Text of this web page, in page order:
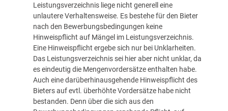
Leistungsverzeichnis liege nicht generell eine
unlautere Verhaltensweise. Es bestehe für den Bieter
nach den Bewerbungsbedingungen keine
Hinweispflicht auf Mängel im Leistungsverzeichnis.
Eine Hinweispflicht ergebe sich nur bei Unklarheiten.
Das Leistungsverzeichnis sei hier aber nicht unklar, da
es eindeutig die Mengenvordersätze enthalten habe.
Auch eine darüberhinausgehende Hinweispflicht des
Bieters auf evtl. überhöhte Vordersätze habe nicht
bestanden. Denn über die sich aus den